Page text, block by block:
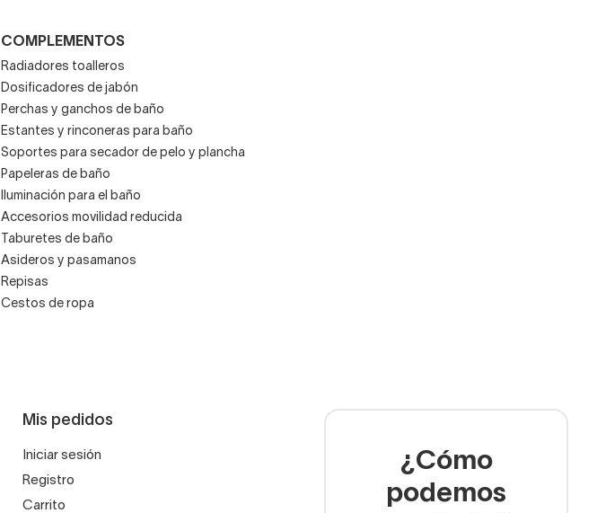
COMPLEMENTOS
Radiadores toalleros
Dosificadores de jabón
Perchas y ganchos de baño
Estantes y rinconeras para baño
Soportes para secador de pelo y plancha
Papeleras de baño
Iluminación para el baño
Accesorios movilidad reducida
Taburetes de baño
Asideros y pasamanos
Repisas
Cestos de ropa
Mis pedidos
Iniciar sesión
Registro
Carrito
¿Cómo
podemos